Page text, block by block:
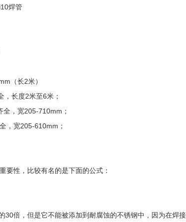
焊管
（长2米）
，长度2米至6米；
，宽205-710mm；
，宽205-610mm；
要性，比较有名的是下面的公式：
倍，但是它不能被添加到耐腐蚀的不锈钢中，因为在焊